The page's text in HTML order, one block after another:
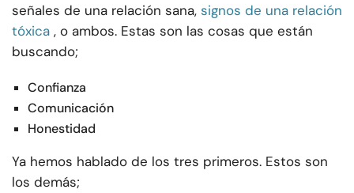
señales de una relación sana, signos de una relación
tóxica , o ambos. Estas son las cosas que están
buscando;
Confianza
Comunicación
Honestidad
Ya hemos hablado de los tres primeros. Estos son
los demás;